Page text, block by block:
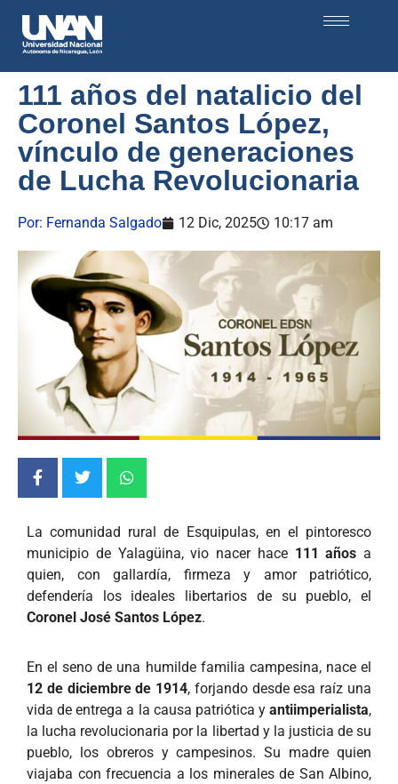
111 años del natalicio del
Coronel Santos López,
vínculo de generaciones
de Lucha Revolucionaria
Por: Fernanda Salgado 12 Dic, 2025 10:17 am
La comunidad rural de Esquipulas, en el pintoresco
municipio de Yalagüina, vio nacer hace 111 años a
quien, con gallardía, firmeza y amor patriótico,
defendería los ideales libertarios de su pueblo, el
Coronel José Santos López.
En el seno de una humilde familia campesina, nace el
12 de diciembre de 1914, forjando desde esa raíz una
vida de entrega a la causa patriótica y antiimperialista,
la lucha revolucionaria por la libertad y la justicia de su
pueblo, los obreros y campesinos. Su madre quien
viajaba con frecuencia a los minerales de San Albino,